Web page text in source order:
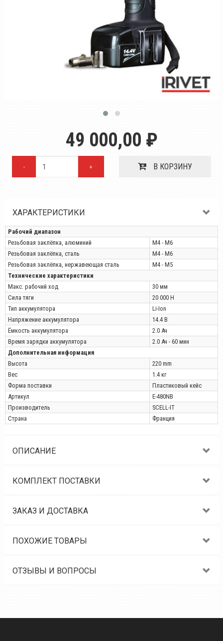
49 000,00 ₽
- + В КОРЗИНУ
ХАРАКТЕРИСТИКИ
Рабочий диапазон
Резьбовая заклёпка, алюминий
М4 - М6
Резьбовая заклёпка, сталь
М4 - М6
Резьбовая заклёпка, нержавеющая сталь
М4 - М5
Технические характеристики
Макс. рабочий ход
30 мм
Сила тяги
20 000 Н
Тип аккумулятора
Li-Ion
Напряжение аккумулятора
14.4 В
Ёмкость аккумулятора
2.0 Ач
Время зарядки аккумулятора
2.0 Ач - 60 мин
Дополнительная информация
Высота
220 mm
Вес
1.4 кг
Форма поставки
Пластиковый кейс
Артикул
E-480NB
Производитель
SCELL-IT
Страна
Франция
ОПИСАНИЕ
КОМПЛЕКТ ПОСТАВКИ
ЗАКАЗ И ДОСТАВКА
ПОХОЖИЕ ТОВАРЫ
ОТЗЫВЫ И ВОПРОСЫ